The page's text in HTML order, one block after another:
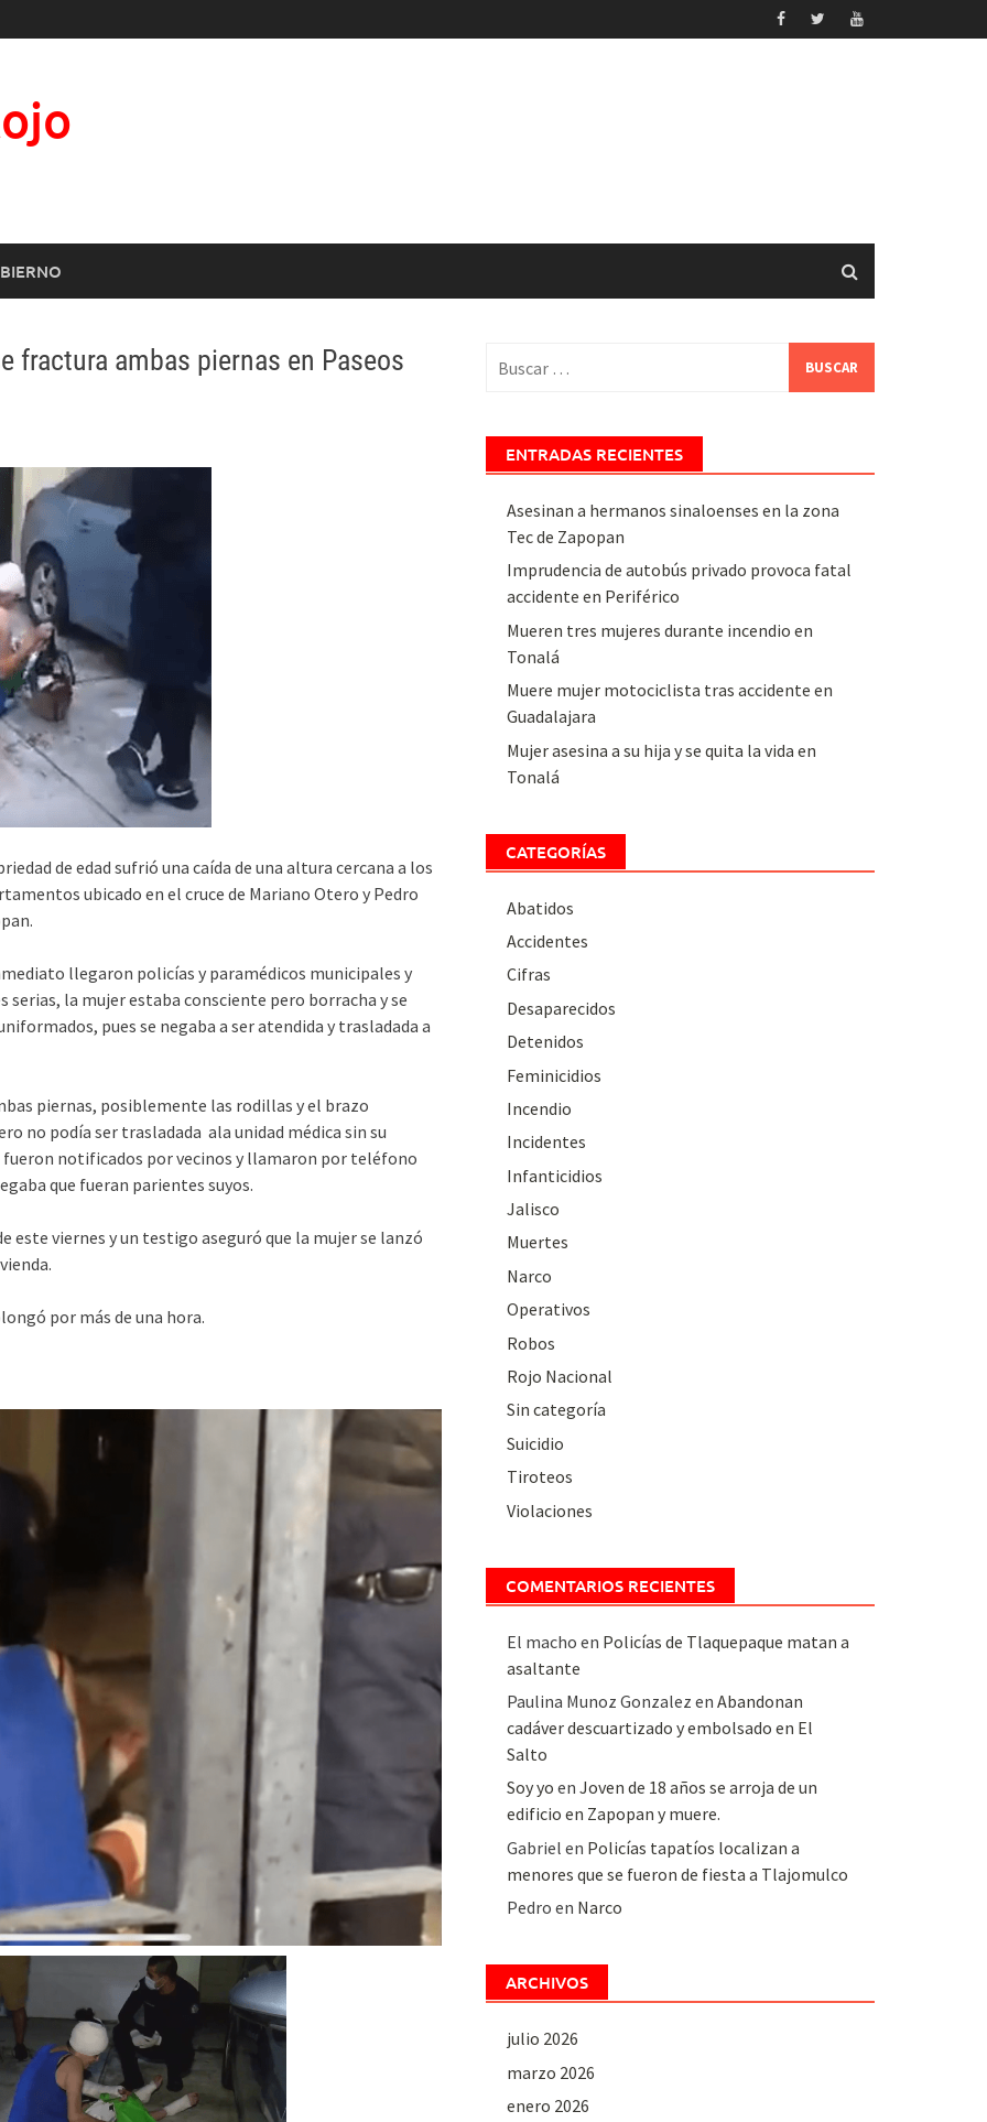
fractura ambas piernas en Paseos
de edad sufrió una caída de una altura cercana a los
ubicado en el cruce de Mariano Otero y Pedro
llegaron policías y paramédicos municipales y
serias, la mujer estaba consciente pero borracha y se
pues se negaba a ser atendida y trasladada a
piernas, posiblemente las rodillas y el brazo
no podía ser trasladada ala unidad médica sin su
notificados por vecinos y llamaron por teléfono
que fueran parientes suyos.
este viernes y un testigo aseguró que la mujer se lanzó
por más de una hora.
ENTRADAS RECIENTES
Asesinan a hermanos sinaloenses en la zona
Tec de Zapopan
Imprudencia de autobús privado provoca fatal
accidente en Periférico
Mueren tres mujeres durante incendio en
Tonalá
Muere mujer motociclista tras accidente en
Guadalajara
Mujer asesina a su hija y se quita la vida en
Tonalá
CATEGORÍAS
Abatidos
Accidentes
Cifras
Desaparecidos
Detenidos
Feminicidios
Incendio
Incidentes
Infanticidios
Jalisco
Muertes
Narco
Operativos
Robos
Rojo Nacional
Sin categoría
Suicidio
Tiroteos
Violaciones
COMENTARIOS RECIENTES
El macho en Policías de Tlaquepaque matan a
asaltante
Paulina Munoz Gonzalez en Abandonan
cadáver descuartizado y embolsado en El
Salto
Soy yo en Joven de 18 años se arroja de un
edificio en Zapopan y muere.
Gabriel en Policías tapatíos localizan a
menores que se fueron de fiesta a Tlajomulco
Pedro en Narco
ARCHIVOS
julio 2026
marzo 2026
enero 2026